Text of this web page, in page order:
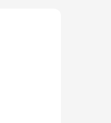
找到家族